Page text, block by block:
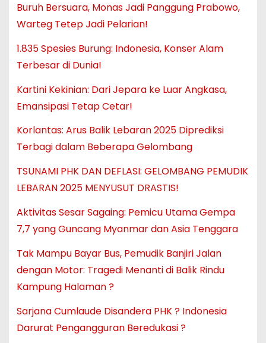
Buruh Bersuara, Monas Jadi Panggung Prabowo,
Warteg Tetep Jadi Pelarian!
1.835 Spesies Burung: Indonesia, Konser Alam
Terbesar di Dunia!
Kartini Kekinian: Dari Jepara ke Luar Angkasa,
Emansipasi Tetap Cetar!
Korlantas: Arus Balik Lebaran 2025 Diprediksi
Terbagi dalam Beberapa Gelombang
TSUNAMI PHK DAN DEFLASI: GELOMBANG PEMUDIK
LEBARAN 2025 MENYUSUT DRASTIS!
Aktivitas Sesar Sagaing: Pemicu Utama Gempa
7,7 yang Guncang Myanmar dan Asia Tenggara
Tak Mampu Bayar Bus, Pemudik Banjiri Jalan
dengan Motor: Tragedi Menanti di Balik Rindu
Kampung Halaman ?
Sarjana Cumlaude Disandera PHK ? Indonesia
Darurat Pengangguran Beredukasi ?